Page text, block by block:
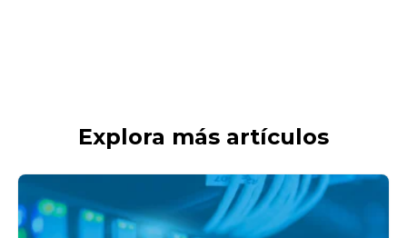
Explora más artículos